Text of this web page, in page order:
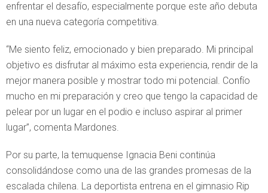
enfrentar el desafío, especialmente porque este año debuta
en una nueva categoría competitiva.
“Me siento feliz, emocionado y bien preparado. Mi principal
objetivo es disfrutar al máximo esta experiencia, rendir de la
mejor manera posible y mostrar todo mi potencial. Confío
mucho en mi preparación y creo que tengo la capacidad de
pelear por un lugar en el podio e incluso aspirar al primer
lugar”, comenta Mardones.
Por su parte, la temuquense Ignacia Beni continúa
consolidándose como una de las grandes promesas de la
escalada chilena. La deportista entrena en el gimnasio Rip